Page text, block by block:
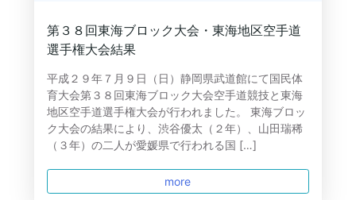
第３８回東海ブロック大会・東海地区空手道
選手権大会結果
平成２９年７月９日（日）静岡県武道館にて国民体
育大会第３８回東海ブロック大会空手道競技と東海
地区空手道選手権大会が行われました。 東海ブロッ
ク大会の結果により、渋谷優太（２年）、山田瑞稀
（３年）の二人が愛媛県で行われる国 […]
more